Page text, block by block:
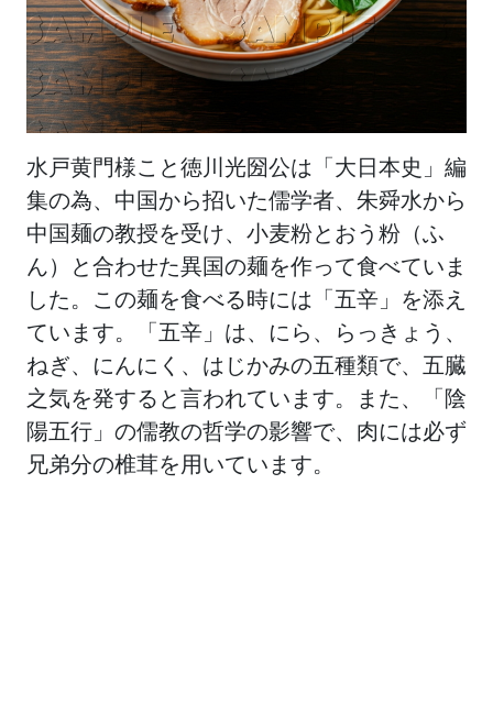
水戸黄門様こと徳川光圀公は「大日本史」編
集の為、中国から招いた儒学者、朱舜水から
中国麺の教授を受け、小麦粉とおう粉（ふ
ん）と合わせた異国の麺を作って食べていま
した。この麺を食べる時には「五辛」を添え
ています。「五辛」は、にら、らっきょう、
ねぎ、にんにく、はじかみの五種類で、五臓
之気を発すると言われています。また、「陰
陽五行」の儒教の哲学の影響で、肉には必ず
兄弟分の椎茸を用いています。